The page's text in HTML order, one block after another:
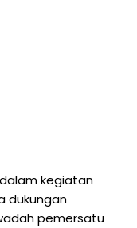
kegiatan
dukungan
pemersatu